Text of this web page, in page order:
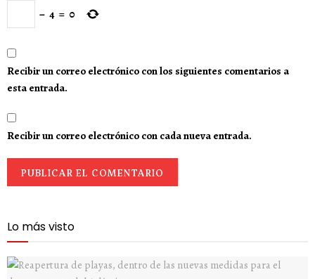
− 4 = 0
Recibir un correo electrónico con los siguientes comentarios a
esta entrada.
Recibir un correo electrónico con cada nueva entrada.
Lo más visto